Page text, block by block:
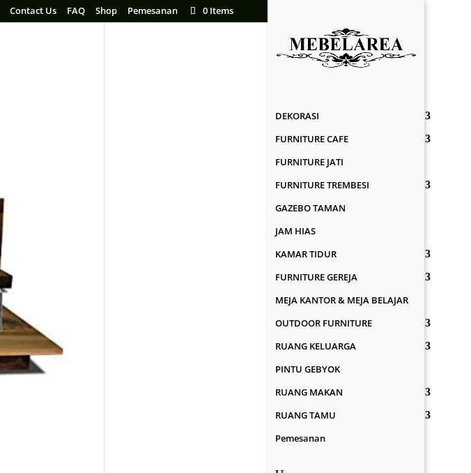
Contact Us FAQ Shop Pemesanan 0 Items
DEKORASI
FURNITURE CAFE
FURNITURE JATI
FURNITURE TREMBESI
GAZEBO TAMAN
JAM HIAS
KAMAR TIDUR
FURNITURE GEREJA
MEJA KANTOR & MEJA BELAJAR
OUTDOOR FURNITURE
RUANG KELUARGA
PINTU GEBYOK
RUANG MAKAN
RUANG TAMU
Pemesanan